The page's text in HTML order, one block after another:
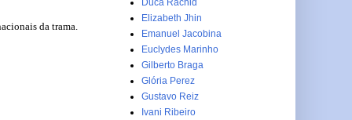
da trama.
Duca Rachid
Elizabeth Jhin
Emanuel Jacobina
Euclydes Marinho
Gilberto Braga
Glória Perez
Gustavo Reiz
Ivani Ribeiro